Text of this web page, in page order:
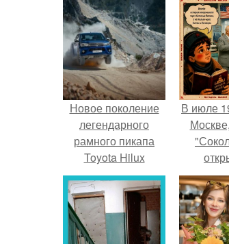
Новое поколение
легендарного
рамного пикапа
Toyota Hilux
доступно для
заказа в тойота
центр невский.
В июле